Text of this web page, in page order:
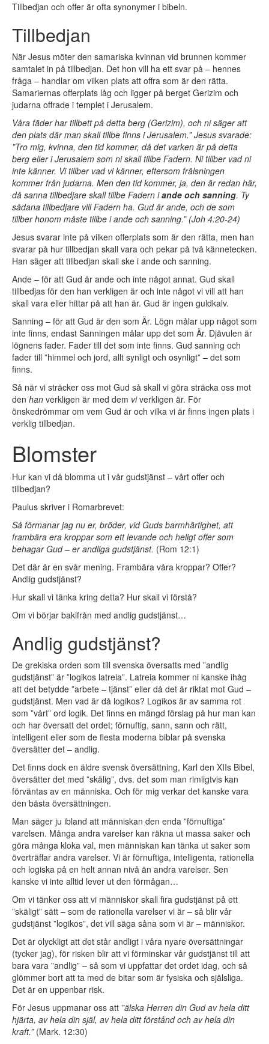
Tillbedjan och offer är ofta synonymer i bibeln.
Tillbedjan
När Jesus möter den samariska kvinnan vid brunnen kommer
samtalet in på tillbedjan. Det hon vill ha ett svar på – hennes
fråga – handlar om vilken plats att offra som är den rätta.
Samariernas offerplats låg och ligger på berget Gerizim och
judarna offrade i templet i Jerusalem.
Våra fäder har tillbett på detta berg (Gerizim), och ni säger att
den plats där man skall tillbe finns i Jerusalem.” Jesus svarade:
”Tro mig, kvinna, den tid kommer, då det varken är på detta
berg eller i Jerusalem som ni skall tillbe Fadern. Ni tillber vad ni
inte känner. Vi tillber vad vi känner, eftersom frälsningen
kommer från judarna. Men den tid kommer, ja, den är redan här,
då sanna tillbedjare skall tillbe Fadern iande och sanning. Ty
sådana tillbedjare vill Fadern ha. Gud är ande, och de som
tillber honom måste tillbe i ande och sanning.” (Joh 4:20-24)
Jesus svarar inte på vilken offerplats som är den rätta, men han
svarar på hur tillbedjan skall vara och pekar på två kännetecken.
Han säger att tillbedjan skall ske i ande och sanning.
Ande – för att Gud är ande och inte något annat. Gud skall
tillbedjas för den han verkligen är och inte något vi vill att han
skall vara eller hittar på att han är. Gud är ingen guldkalv.
Sanning – för att Gud är den som Är. Lögn målar upp något som
inte finns, endast Sanningen målar upp det som Är. Djävulen är
lögnens fader. Fader till det som inte finns. Gud sanning och
fader till ”himmel och jord, allt synligt och osynligt” – det som
finns.
Så när vi sträcker oss mot Gud så skall vi göra sträcka oss mot
den han verkligen är med dem viverkligen är. För
önskedrömmar om vem Gud är och vilka vi är finns ingen plats i
verklig tillbedjan.
Blomster
Hur kan vi då blomma ut i vår gudstjänst – vårt offer och
tillbedjan?
Paulus skriver i Romarbrevet:
Så förmanar jag nu er, bröder, vid Guds barmhärtighet, att
frambära era kroppar som ett levande och heligt offer som
behagar Gud – er andliga gudstjänst. (Rom 12:1)
Det där är en svår mening. Frambära våra kroppar? Offer?
Andlig gudstjänst?
Hur skall vi tänka kring detta? Hur skall vi förstå?
Om vi börjar bakifrån med andlig gudstjänst…
Andlig gudstjänst?
De grekiska orden som till svenska översatts med ”andlig
gudstjänst” är ”logikos latreia”. Latreia kommer ni kanske ihåg
att det betydde ”arbete – tjänst” eller då det är riktat mot Gud –
gudstjänst. Men vad är då logikos? Logikos är av samma rot
som ”vårt” ord logik. Det finns en mängd förslag på hur man kan
och har översatt det ordet; förnuftig, sann, sann och rätt,
intelligent eller som de flesta moderna biblar på svenska
översätter det – andlig.
Det finns dock en äldre svensk översättning, Karl den XIIs Bibel,
översätter det med ”skälig”, dvs. det som man rimligtvis kan
förväntas av en människa. Och för mig verkar det kanske vara
den bästa översättningen.
Man säger ju ibland att människan den enda ”förnuftiga”
varelsen. Många andra varelser kan räkna ut massa saker och
göra många kloka val, men människan kan tänka ut saker som
överträffar andra varelser. Vi är förnuftiga, intelligenta, rationella
och logiska på en helt annan nivå än andra varelser. Sen
kanske vi inte alltid lever ut den förmågan…
Om vi tänker oss att vi människor skall fira gudstjänst på ett
”skäligt” sätt – som de rationella varelser vi är – så blir vår
gudstjänst ”logikos”, det vill säga såna som vi är – människor.
Det är olyckligt att det står andligt i våra nyare översättningar
(tycker jag), för risken blir att vi förminskar vår gudstjänst till att
bara vara ”andlig” – så som vi uppfattar det ordet idag, och så
glömmer bort att ta med de bitar som är fysiska och själsliga.
Det är en uppenbar risk.
För Jesus uppmanar oss att ”älska Herren din Gud av hela ditt
hjärta, av hela din själ, av hela ditt förstånd och av hela din
kraft.”(Mark. 12:30)